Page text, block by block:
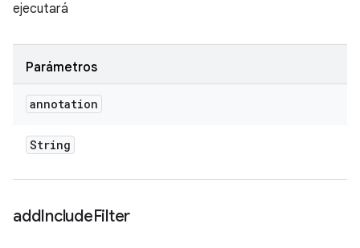
ejecutará
Parámetros
annotation
String
addIncludeFilter